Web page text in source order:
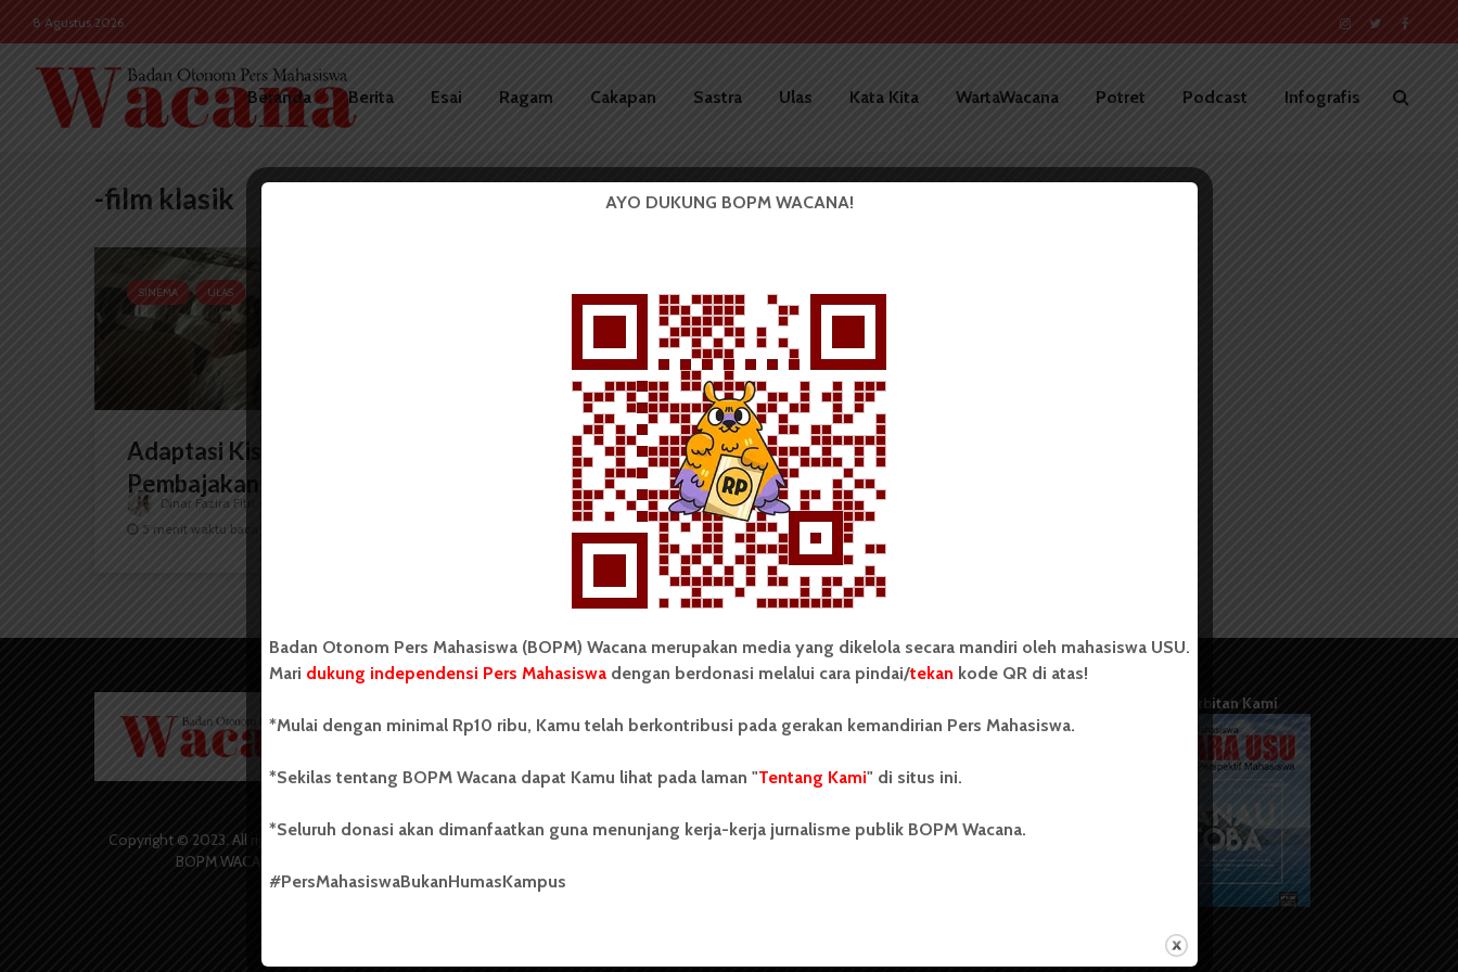
8 Agustus 2026
Beranda Berita Esai Ragam Cakapan Sastra Ulas Kata Kita WartaWacana Potret Podcast Infografis
-film klasik
SINEMA ULAS
Adaptasi Kisah Nyata
Pembajakan Pesawat Korea...
Dinar Fazira Fitri
5 menit waktu baca
Copyright © 2023. All rights reserved
BOPM WACANA.
Wacana merupakan pers mahasiswa
secara mandiri oleh mahasiswa
Universitas Sumatera Utara (USU).
salah satu Unit Kegiatan Mahasiswa
dengan nama Pers Mahasiswa SUARA
USU yang berdiri pada 1 Juli 1995.
Info Iklan
Pedoman Media Siber
Terbitan Kami
AYO DUKUNG BOPM WACANA!
Badan Otonom Pers Mahasiswa (BOPM) Wacana merupakan media yang dikelola secara mandiri oleh mahasiswa USU.
Mari dukung independensi Pers Mahasiswadengan berdonasi melalui cara pindai/tekan kode QR di atas!
*Mulai dengan minimal Rp10 ribu, Kamu telah berkontribusi pada gerakan kemandirian Pers Mahasiswa.
*Sekilas tentang BOPM Wacana dapat Kamu lihat pada laman "Tentang Kami" di situs ini.
*Seluruh donasi akan dimanfaatkan guna menunjang kerja-kerja jurnalisme publik BOPM Wacana.
#PersMahasiswaBukanHumasKampus